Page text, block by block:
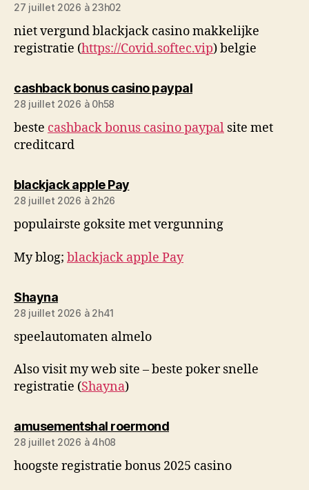
27 juillet 2026 à 23h02
niet vergund blackjack casino makkelijke
registratie (https://Covid.softec.vip) belgie
cashback bonus casino paypaldit :
28 juillet 2026 à 0h58
beste cashback bonus casino paypal site met
creditcard
blackjack apple Paydit :
28 juillet 2026 à 2h26
populairste goksite met vergunning
My blog; blackjack apple Pay
Shaynadit :
28 juillet 2026 à 2h41
speelautomaten almelo
Also visit my web site – beste poker snelle
registratie (Shayna)
amusementshal roermonddit :
28 juillet 2026 à 4h08
hoogste registratie bonus 2025 casino